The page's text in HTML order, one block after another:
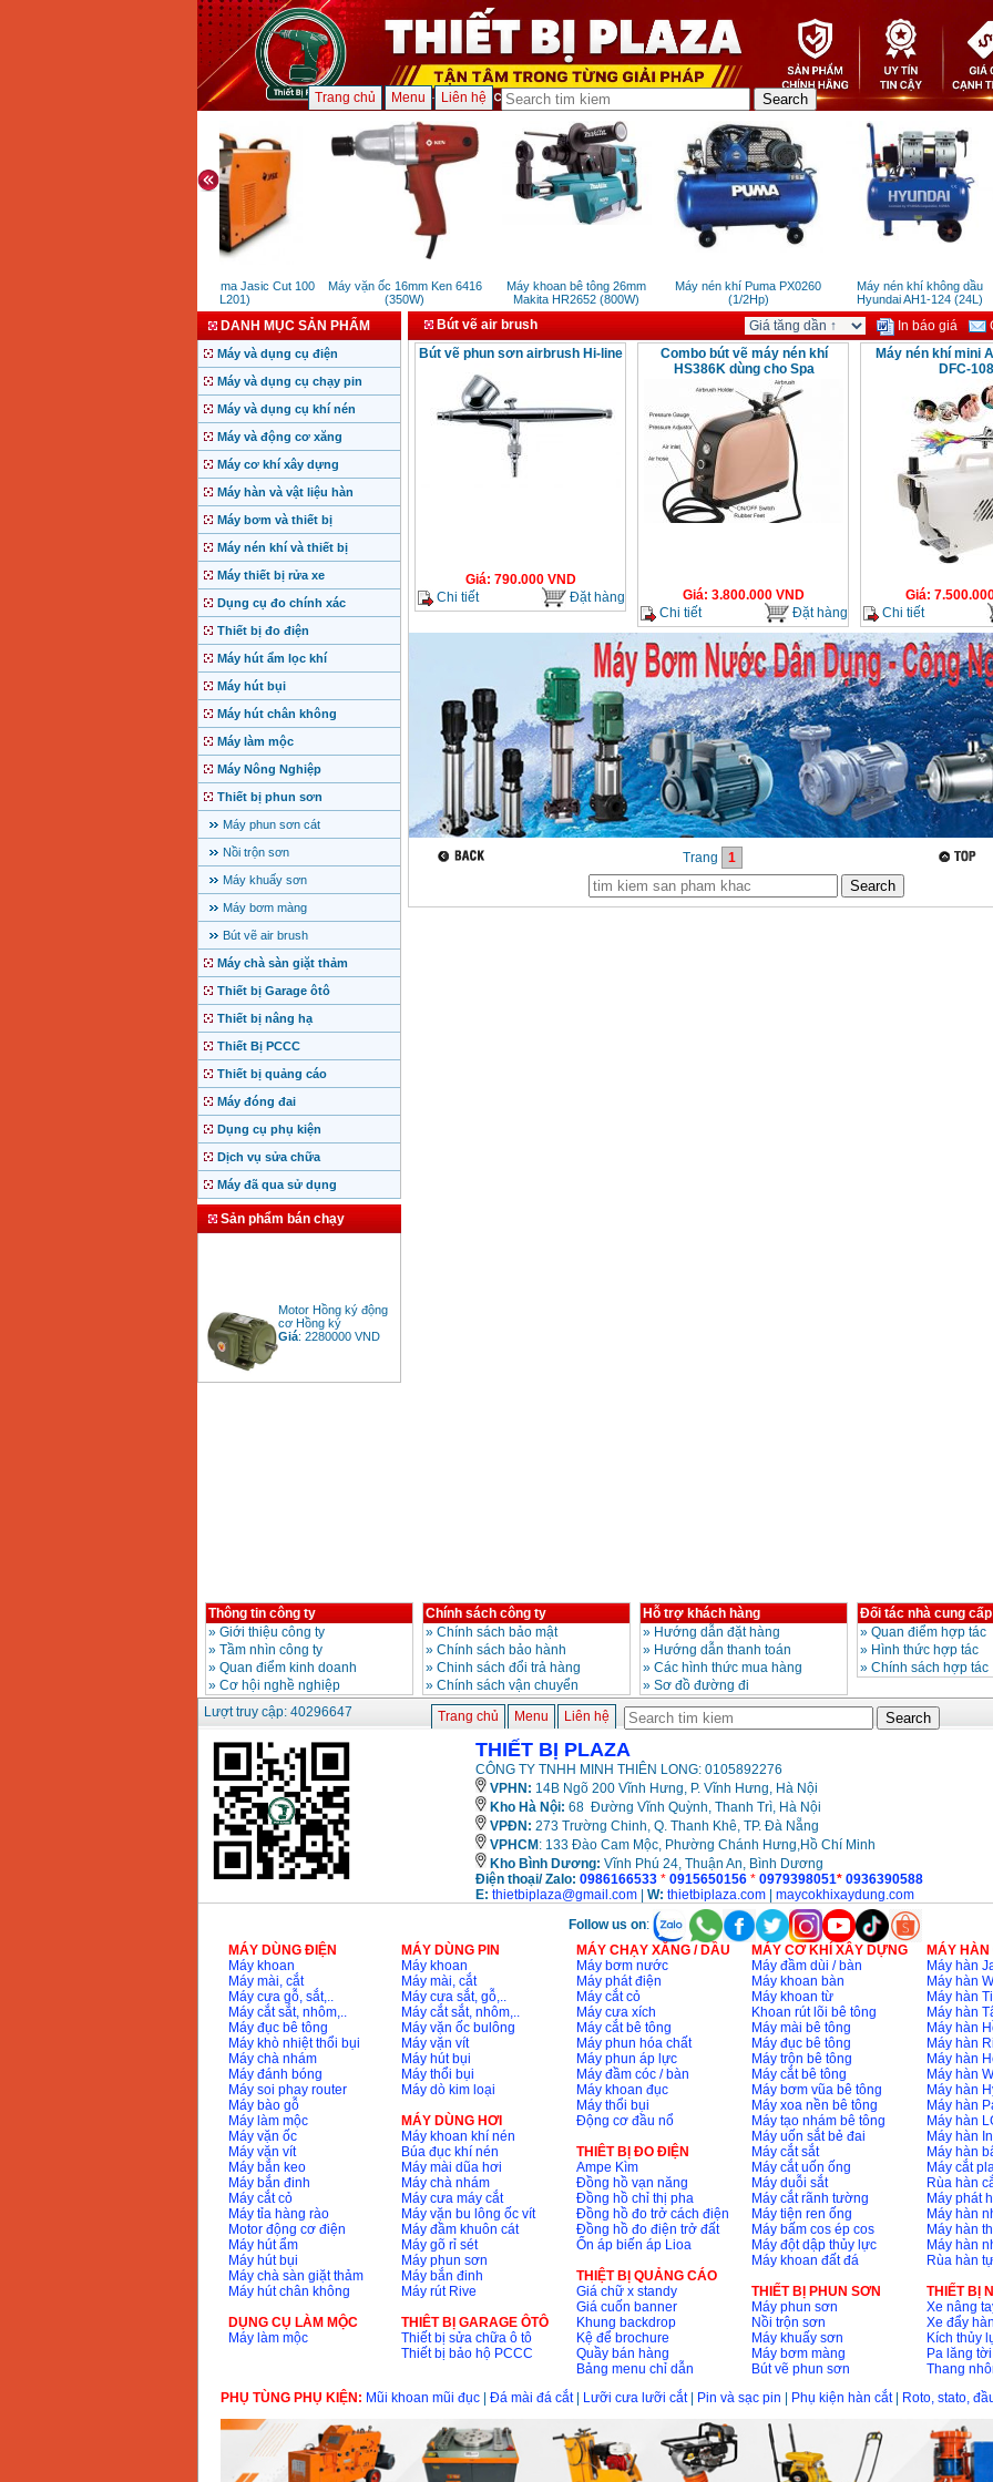
Trang chủ Menu Liên hệ
Máy cắt plasma Jasic Cut 100
(L201)
Máy vặn ốc 16mm Ken 6416
(350W)
Máy khoan bê tông 26mm
Makita HR2652 (800W)
Máy nén khí Puma PX0260
(1/2Hp)
Máy nén khí không dầu
Hyundai AH1-124 (24L)
DANH MỤC SẢN PHẨM
Máy và dụng cụ điện
Máy và dụng cụ chạy pin
Máy và dụng cụ khí nén
Máy và động cơ xăng
Máy cơ khí xây dựng
Máy hàn và vật liệu hàn
Máy bơm và thiết bị
Máy nén khí và thiết bị
Máy thiết bị rửa xe
Dụng cụ đo chính xác
Thiết bị đo điện
Máy hút ẩm lọc khí
Máy hút bụi
Máy hút chân không
Máy làm mộc
Máy Nông Nghiệp
Thiết bị phun sơn
Máy phun sơn cát
Nồi trộn sơn
Máy khuấy sơn
Máy bơm màng
Bút vẽ air brush
Máy chà sàn giặt thảm
Thiết bị Garage ôtô
Thiết bị nâng hạ
Thiết Bị PCCC
Thiết bị quảng cáo
Máy đóng đai
Dụng cụ phụ kiện
Dịch vụ sửa chữa
Máy đã qua sử dụng
Sản phẩm bán chạy
Motor Hồng ký động
cơ Hồng ký
Giá:2280000
năng GBH 2-26DRE
(800W)
Giá:3980000
Máy cưa xích chạy
xăng Stihl MS661
Giá:29900000
Máy cắt góc đa năng
Makita LS1019L
(1510W)
Giá
14068000
Bộ máy khoan 100
chi tiết Bosch GSB
13RE (650W)
Máy khoan Bosch
GSB 16RE (750W)
Giá: 1850000
Động cơ xăng Honda
GX160 (5.5HP)
Giá:7200000
Máy mài 100mm
Makita 9553B (710W)
Giá:1296000
Bút vẽ air brush In báo giá
Bút vẽ phun sơn airbrush Hi-line
Giá: 790.000 VND
Chi tiết
Đặt hàng
Combo bút vẽ máy nén khí
HS386K dùng cho Spa
Giá: 3.800.000 VND
Chi tiết
Đặt hàng
Máy nén khí mini
DFC-108
Giá:
Chi tiết
Trang 1
Thông tin công ty
» Giới thiệu công ty
» Tầm nhìn công ty
» Quan điểm kinh doanh
» Cơ hội nghề nghiệp
Chính sách công ty
» Chính sách bảo mật
» Chính sách bảo hành
» Chinh sách đổi trả hàng
» Chính sách vận chuyển
Hỗ trợ khách hàng
» Hướng dẫn đặt hàng
» Hướng dẫn thanh toán
» Các hình thức mua hàng
» Sơ đồ đường đi
Đối tác nhà cung cấp
» Quan điểm hợp tác
» Hình thức hợp tác
» Chính sách hợp tác
Lượt truy cập: 40296647 Trang chủ Menu Liên hệ
THIẾT BỊ PLAZA
CÔNG TY TNHH MINH THIÊN LONG: 0105892276
VPHN: 14B Ngõ 200 Vĩnh Hưng, P. Vĩnh Hưng, Hà Nội
Kho Hà Nội: 68 Đường Vĩnh Quỳnh, Thanh Trì, Hà Nội
VPĐN: 273 Trường Chinh, Q. Thanh Khê, TP. Đà Nẵng
VPHCM : 133 Đào Cam Mộc, Phường Chánh Hưng,Hồ Chí Minh
Kho Bình Dương: Vĩnh Phú 24, Thuận An, Bình Dương
Điện thoại/ Zalo: 0986166533 * 0915650156* 0979398051* 0936390588
E: thietbiplaza@gmail.com| W: thietbiplaza.com| maycokhixaydung.com
Follow us on:
MÁY DÙNG ĐIỆN
Máy khoan
Máy mài, cắt
Máy cưa gỗ, sắt,..
Máy cắt sắt, nhôm,..
Máy đục bê tông
Máy khò nhiệt thổi bụi
Máy chà nhám
Máy đánh bóng
Máy soi phay router
Máy bào gỗ
Máy làm mộc
Máy vặn ốc
Máy vặn vít
Máy bắn keo
Máy bắn đinh
Máy cắt cỏ
Máy tỉa hàng rào
Motor động cơ điện
Máy hút ẩm
Máy hút bụi
Máy chà sàn giặt thảm
Máy hút chân không
DỤNG CỤ LÀM MỘC
Máy làm mộc
MÁY DÙNG PIN
Máy khoan
Máy mài, cắt
Máy cưa sắt, gỗ,..
Máy cắt sắt, nhôm,..
Máy vặn ốc bulông
Máy vặn vít
Máy hút bụi
Máy thổi bụi
Máy dò kim loại
MÁY DÙNG HƠI
Máy khoan khí nén
Búa đục khí nén
Máy mài dũa hơi
Máy chà nhám
Máy cưa máy cắt
Máy vặn bu lông ốc vít
Máy đầm khuôn cát
Máy gõ rỉ sét
Máy phun sơn
Máy bắn đinh
Máy rút Rive
THIÊT BỊ GARAGE ÔTÔ
Thiết bị sửa chữa ô tô
Thiết bị bảo hộ PCCC
MÁY CHẠY XĂNG / DẦU
Máy bơm nước
Máy phát điện
Máy cắt cỏ
Máy cưa xích
Máy cắt bê tông
Máy phun hóa chất
Máy phun áp lực
Máy đầm cóc / bàn
Máy khoan đục
Máy thổi bụi
Động cơ đầu nổ
THIÊT BỊ ĐO ĐIỆN
Ampe Kìm
Đồng hồ vạn năng
Đồng hồ chỉ thị pha
Đồng hồ đo trở cách điện
Đồng hồ đo điện trở đất
Ổn áp biến áp Lioa
THIỆT BỊ QUẢNG CÁO
Giá chữ x standy
Giá cuốn banner
Khung backdrop
Kệ để brochure
Quầy bán hàng
Bảng menu chỉ dẫn
MÁY CƠ KHÍ XÂY DỰNG
Máy đầm dùi / bàn
Máy khoan bàn
Máy khoan từ
Khoan rút lõi bê tông
Máy mài bê tông
Máy đục bê tông
Máy trộn bê tông
Máy cắt bê tông
Máy bơm vũa bê tông
Máy xoa nền bê tông
Máy tạo nhám bê tông
Máy uốn sắt bẻ đai
Máy cắt sắt
Máy cắt uốn ống
Máy duỗi sắt
Máy cắt rãnh tường
Máy tiện ren ống
Máy bấm cos ép cos
Máy đột dập thủy lực
Máy khoan đất đá
THIẾT BỊ PHUN SƠN
Máy phun sơn
Nồi trộn sơn
Máy khuấy sơn
Máy bơm màng
Bút vẽ phun sơn
MÁY HÀN
Máy hàn
Máy hàn
Máy hàn
Máy hàn
Máy hàn
Máy hàn
Máy hàn
Máy hàn
Máy hàn
Máy hàn
Máy hàn
Máy hàn
Máy hàn
Máy cắt
Rùa hàn
Máy phát
Máy hàn
Máy hàn
Máy hàn
Rùa hàn
THIẾT BỊ
Xe nâng
Xe đẩy
Kích thủy
Pa lăng
Thang
PHỤ TÙNG PHỤ KIỆN: Mũi khoan mũi đục| Đá mài đá cắt| Lưỡi cưa lưỡi cắt| Pin và sạc pin Phụ kiện hàn cắt| Roto, stato,